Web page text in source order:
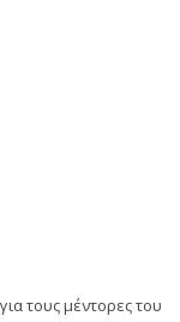
τους μέντορες του